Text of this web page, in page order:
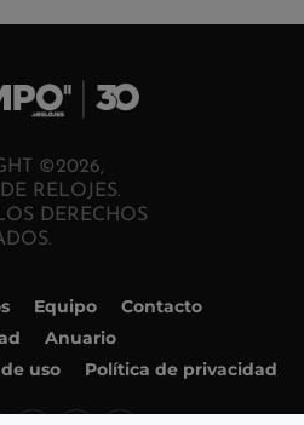
©2026,
RELOJES.
DERECHOS
Equipo
Contacto
Anuario
uso
Política de privacidad